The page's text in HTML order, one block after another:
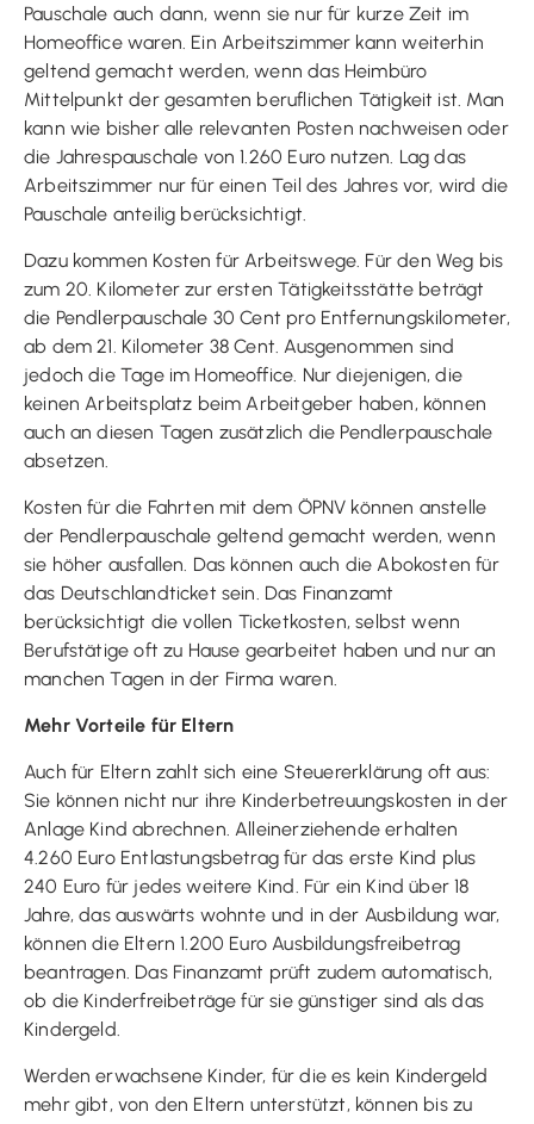
Pauschale auch dann, wenn sie nur für kurze Zeit im
Homeoffice waren. Ein Arbeitszimmer kann weiterhin
geltend gemacht werden, wenn das Heimbüro
Mittelpunkt der gesamten beruflichen Tätigkeit ist. Man
kann wie bisher alle relevanten Posten nachweisen oder
die Jahrespauschale von 1.260 Euro nutzen. Lag das
Arbeitszimmer nur für einen Teil des Jahres vor, wird die
Pauschale anteilig berücksichtigt.
Dazu kommen Kosten für Arbeitswege. Für den Weg bis
zum 20. Kilometer zur ersten Tätigkeitsstätte beträgt
die Pendlerpauschale 30 Cent pro Entfernungskilometer,
ab dem 21. Kilometer 38 Cent. Ausgenommen sind
jedoch die Tage im Homeoffice. Nur diejenigen, die
keinen Arbeitsplatz beim Arbeitgeber haben, können
auch an diesen Tagen zusätzlich die Pendlerpauschale
absetzen.
Kosten für die Fahrten mit dem ÖPNV können anstelle
der Pendlerpauschale geltend gemacht werden, wenn
sie höher ausfallen. Das können auch die Abokosten für
das Deutschlandticket sein. Das Finanzamt
berücksichtigt die vollen Ticketkosten, selbst wenn
Berufstätige oft zu Hause gearbeitet haben und nur an
manchen Tagen in der Firma waren.
Mehr Vorteile für Eltern
Auch für Eltern zahlt sich eine Steuererklärung oft aus:
Sie können nicht nur ihre Kinderbetreuungskosten in der
Anlage Kind abrechnen. Alleinerziehende erhalten
4.260 Euro Entlastungsbetrag für das erste Kind plus
240 Euro für jedes weitere Kind. Für ein Kind über 18
Jahre, das auswärts wohnte und in der Ausbildung war,
können die Eltern 1.200 Euro Ausbildungsfreibetrag
beantragen. Das Finanzamt prüft zudem automatisch,
ob die Kinderfreibeträge für sie günstiger sind als das
Kindergeld.
Werden erwachsene Kinder, für die es kein Kindergeld
mehr gibt, von den Eltern unterstützt, können bis zu